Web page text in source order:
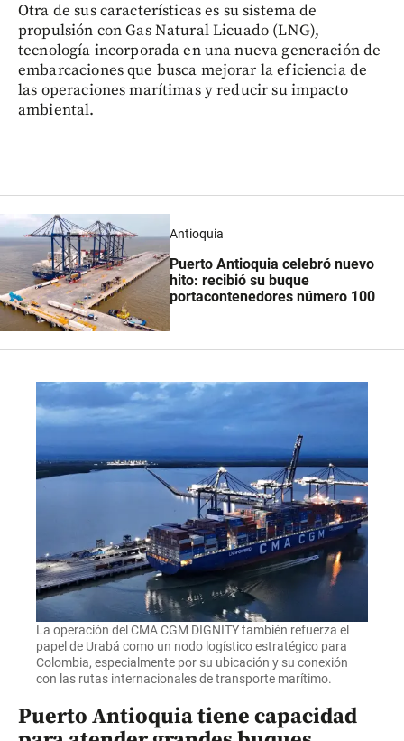
Otra de sus características es su sistema de
propulsión con Gas Natural Licuado (LNG),
tecnología incorporada en una nueva generación de
embarcaciones que busca mejorar la eficiencia de
las operaciones marítimas y reducir su impacto
ambiental.
Antioquia
Puerto Antioquia celebró nuevo
hito: recibió su buque
portacontenedores número 100
La operación del CMA CGM DIGNITY también refuerza el
papel de Urabá como un nodo logístico estratégico para
Colombia, especialmente por su ubicación y su conexión
con las rutas internacionales de transporte marítimo.
Puerto Antioquia tiene capacidad